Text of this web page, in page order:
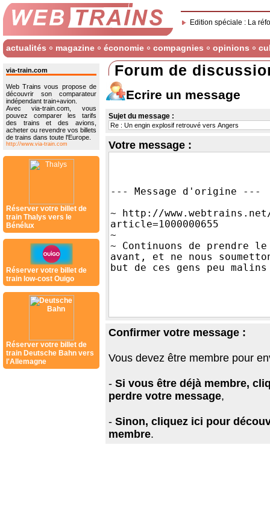
Edition spéciale : La
actualités magazine économie compagnies opinions
via-train.com
Web Trains vous propose de
découvrir son comparateur
indépendant train+avion.
Avec via-train.com, vous
pouvez comparer les tarifs
des trains et des avions,
acheter ou revendre vos billets
de trains dans toute l'Europe.
http://www.via-train.com
Réserver votre billet de
train Thalys vers le
Bénélux
Réserver votre billet de
train low-cost Ouigo
Réserver votre billet de
train Deutsche Bahn vers
l'Allemagne
Forum de
Ecrire un message
Sujet du message :
Votre message :
Confirmer votre message :
Vous devez être membre pour
- Si vous être déjà membre,
perdre votre message,
- Sinon, cliquez ici pour
membre.